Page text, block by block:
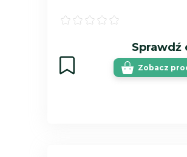
Sprawdź
Zobacz